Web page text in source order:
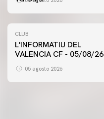
CLUB
L'INFORMATIU DEL
VALENCIA CF - 05/08/26
05 agosto 2026